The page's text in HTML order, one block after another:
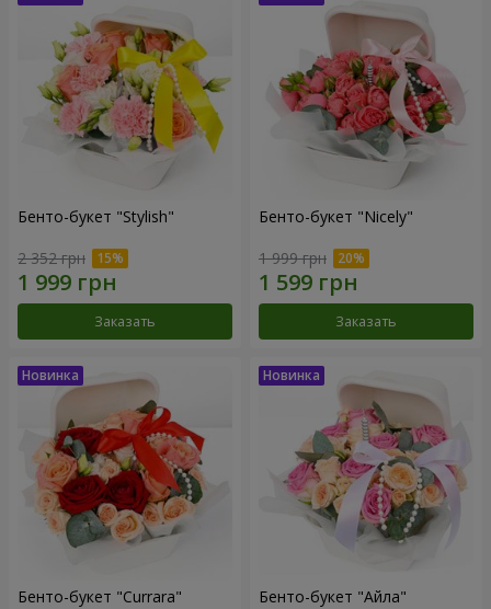
Бенто-букет "Stylish"
2 352 грн
Заказать
Бенто-букет "Nicely"
1 999 грн
Заказать
Бенто-букет "Currara" Бенто-букет "Айла"